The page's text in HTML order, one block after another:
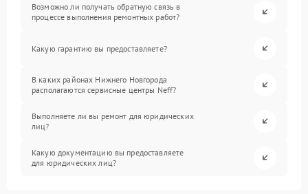
Возможно ли получать обратную связь в
процессе выполнения ремонтных работ?
Какую гарантию вы предоставляете?
В каких районах Нижнего Новгорода
располагаются сервисные центры Neff?
Выполняете ли вы ремонт для юридических
лиц?
Какую документацию вы предоставляете
для юридических лиц?